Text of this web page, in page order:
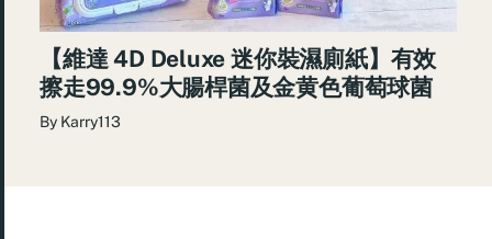
【維達 4D Deluxe 迷你裝濕廁紙】有效
擦走99.9%大腸桿菌及金黄色葡萄球菌
By Karry113